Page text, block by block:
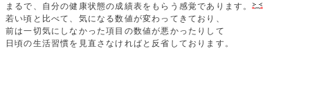
まるで、自分の健康状態の成績表をもらう感覚であります。
若い頃と比べて、気になる数値が変わってきており、
前は一切気にしなかった項目の数値が悪かったりして
日頃の生活習慣を見直さなければと反省しております。